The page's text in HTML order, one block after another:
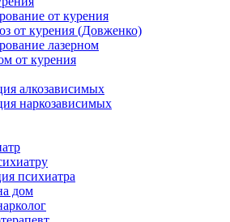
от курения
от курения (Довженко)
лазерном
от курения
алкозависимых
наркозависимых
психиатра
дом